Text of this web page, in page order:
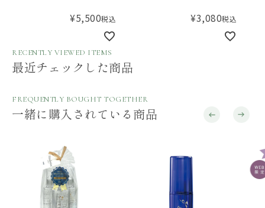
¥5,500税込 ¥3,080税込
RECENTLY VIEWED ITEMS
最近チェックした商品
FREQUENTLY BOUGHT TOGETHER
一緒に購入されている商品